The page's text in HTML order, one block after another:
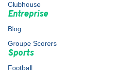
Clubhouse
Entreprise
Blog
Groupe Scorers
Sports
Football